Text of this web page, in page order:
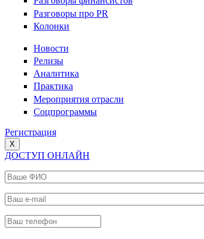
Разговоры про PR
Колонки
Новости
Релизы
Аналитика
Практика
Мероприятия отрасли
Соцпрограммы
Регистрация
X
ДОСТУП ОНЛАЙН
Ваше ФИО
Ваш e-mail
Ваш телефон